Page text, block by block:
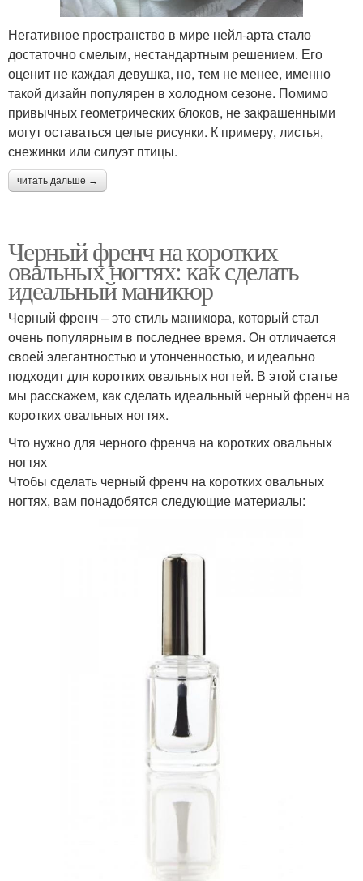
Негативное пространство в мире нейл-арта стало
достаточно смелым, нестандартным решением. Его
оценит не каждая девушка, но, тем не менее, именно
такой дизайн популярен в холодном сезоне. Помимо
привычных геометрических блоков, не закрашенными
могут оставаться целые рисунки. К примеру, листья,
снежинки или силуэт птицы.
читать дальше →
Черный френч на коротких
овальных ногтях: как сделать
идеальный маникюр
Черный френч – это стиль маникюра, который стал
очень популярным в последнее время. Он отличается
своей элегантностью и утонченностью, и идеально
подходит для коротких овальных ногтей. В этой статье
мы расскажем, как сделать идеальный черный френч на
коротких овальных ногтях.
Что нужно для черного френча на коротких овальных
ногтях
Чтобы сделать черный френч на коротких овальных
ногтях, вам понадобятся следующие материалы: